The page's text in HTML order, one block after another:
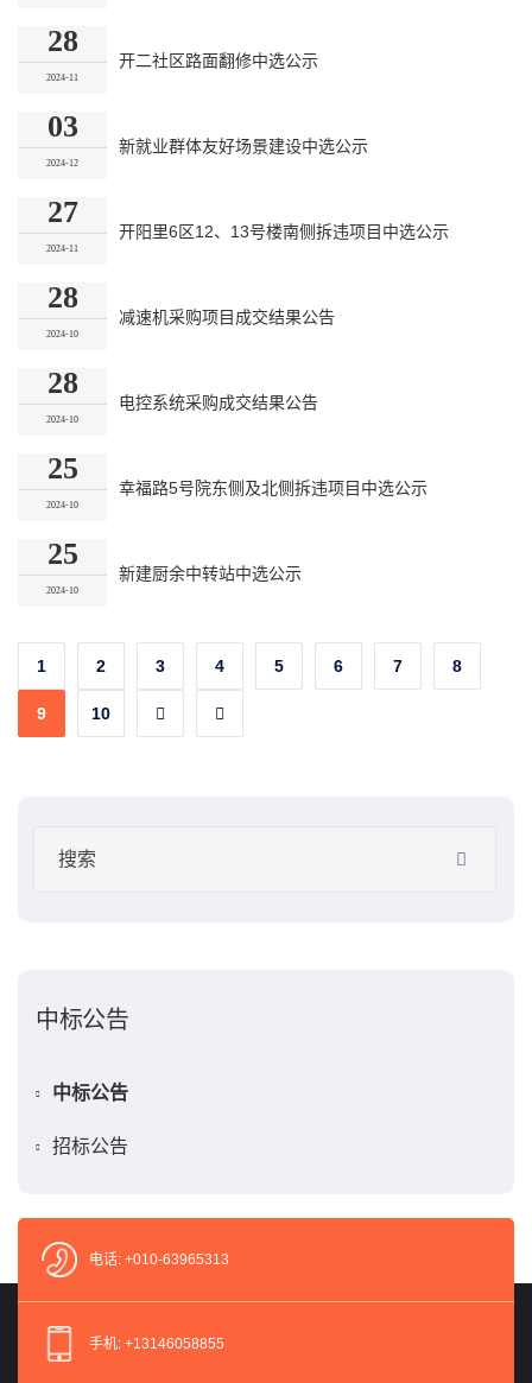
28
2024-11
开二社区路面翻修中选公示
03
2024-12
新就业群体友好场景建设中选公示
27
2024-11
开阳里6区12、13号楼南侧拆违项目中选公示
28
2024-10
减速机采购项目成交结果公告
28
2024-10
电控系统采购成交结果公告
25
2024-10
幸福路5号院东侧及北侧拆违项目中选公示
25
2024-10
新建厨余中转站中选公示
1 2 3 4 5 6 7 8
9 10
中标公告
中标公告
招标公告
电话: +010-63965313
手机: +13146058855